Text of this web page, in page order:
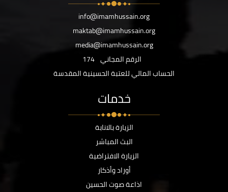
info@imamhussain.org
maktab@imamhussain.org
media@imamhussain.org
الرقم المجاني 174
الحساب المالي للعتبة الحسينية المقدسة
خدمات
الزيارة بالانابة
البث المباشر
الزيارة الافتراضية
أوراد وأذكار
اذاعة صوت الحسين